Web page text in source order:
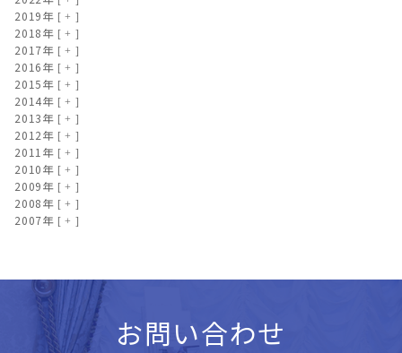
2019年
2018年
2017年
2016年
2015年
2014年
2013年
2012年
2011年
2010年
2009年
2008年
2007年
お問い合わせ